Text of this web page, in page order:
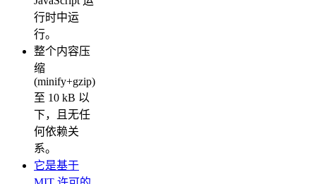
行时中运
行。
整个内容压
缩
(minify+gzip)
至 10 kB 以
下，且无任
何依赖关
系。
它是基于